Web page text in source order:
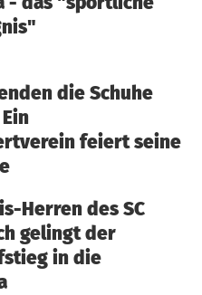
die Schuhe
feiert seine
Herren des SC
gelingt der
in die